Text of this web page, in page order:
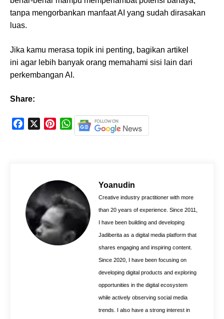
tanpa mengorbankan manfaat AI yang sudah dirasakan
luas.
Jika kamu merasa topik ini penting, bagikan artikel
ini agar lebih banyak orang memahami sisi lain dari
perkembangan AI.
Share:
k
e
s
t
W
h
A
p
Yoanudin
Creative industry practitioner with more
than 20 years of experience. Since 2011,
I have been building and developing
Jadiberita as a digital media platform that
shares engaging and inspiring content.
Since 2020, I have been focusing on
developing digital products and exploring
opportunities in the digital ecosystem
while actively observing social media
trends. I also have a strong interest in